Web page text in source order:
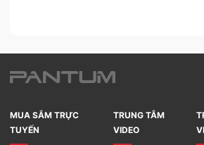
MUA SẮM TRỰC
TUYẾN
TRUNG TÂM
VIDEO